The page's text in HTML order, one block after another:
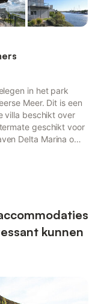
in het park
Meer. Dit is een
villa beschikt over
geschikt voor
Delta Marina om
tot vier ruime
kunnen